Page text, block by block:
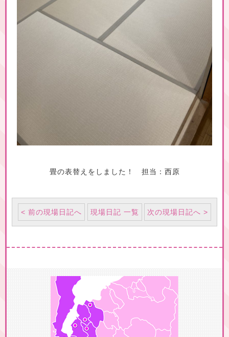
畳の表替えをしました！ 担当：西原
< 前の現場日記へ 現場日記 一覧 次の現場日記へ >